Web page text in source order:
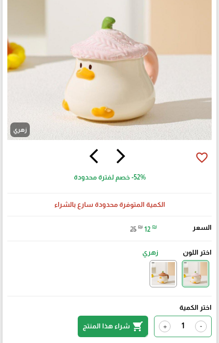
زهري
arrow_forward_ios
arrow_back_ios favorite_border
-52% خصم لفترة محدودة
الكمية المتوفرة محدودة سارع بالشراء
السعر 25 ₪ 12 ₪
اختر اللون زهري
اختر الكمية
-
+
shopping_cart شراء هذا المنتج